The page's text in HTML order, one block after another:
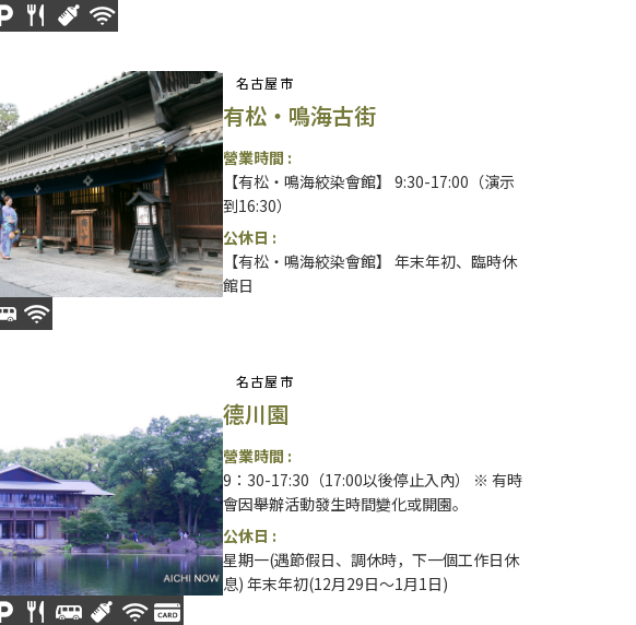
名古屋市
有松・鳴海古街
營業時間 :
【有松・鳴海絞染會館】 9:30-17:00（演示
到16:30）
公休日 :
【有松・鳴海絞染會館】 年末年初、臨時休
館日
名古屋市
德川園
營業時間 :
9：30-17:30（17:00以後停止入內） ※ 有時
會因舉辦活動發生時間變化或開園。
公休日 :
星期一(遇節假日、調休時，下一個工作日休
息) 年末年初(12月29日～1月1日)